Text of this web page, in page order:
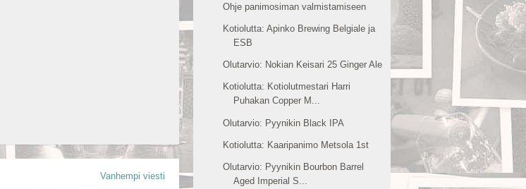
Vanhempi viesti
Ohje panimosiman valmistamiseen
Kotiolutta: Apinko Brewing Belgiale ja
ESB
Olutarvio: Nokian Keisari 25 Ginger Ale
Kotiolutta: Kotiolutmestari Harri
Puhakan Copper M...
Olutarvio: Pyynikin Black IPA
Kotiolutta: Kaaripanimo Metsola 1st
Olutarvio: Pyynikin Bourbon Barrel
Aged Imperial S...